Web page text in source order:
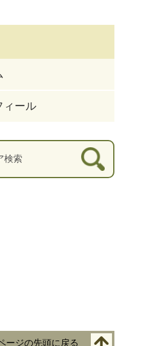
ィール
ージの先頭に戻る